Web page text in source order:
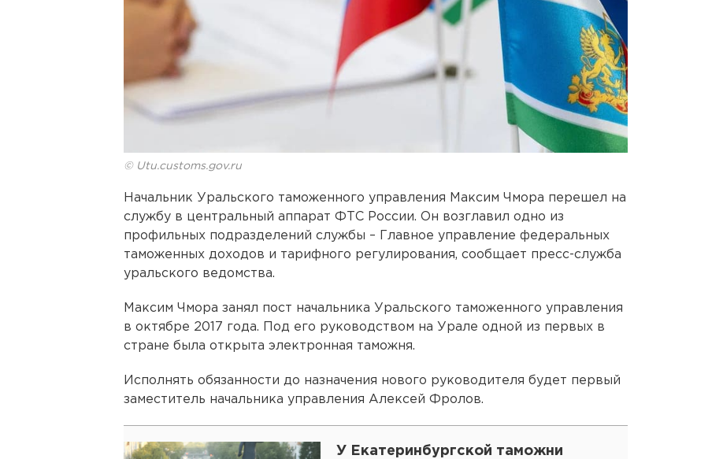
© Utu.customs.gov.ru
Начальник Уральского таможенного управления Максим Чмора перешел на
службу в центральный аппарат ФТС России. Он возглавил одно из
профильных подразделений службы – Главное управление федеральных
таможенных доходов и тарифного регулирования, сообщает пресс-служба
уральского ведомства.
Максим Чмора занял пост начальника Уральского таможенного управления
в октябре 2017 года. Под его руководством на Урале одной из первых в
стране была открыта электронная таможня.
Исполнять обязанности до назначения нового руководителя будет первый
заместитель начальника управления Алексей Фролов.
У Екатеринбургской таможни